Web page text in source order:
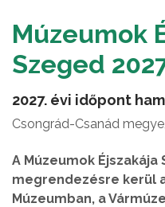
Múzeumok
Szeged
2027. évi időpont
Csongrád-Csanád
A Múzeumok Éjszakája
megrendezésre kerül
Múzeumban, a